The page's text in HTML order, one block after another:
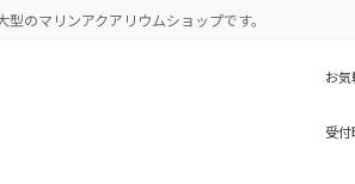
のマリンアクアリウムショップです。
お気
受